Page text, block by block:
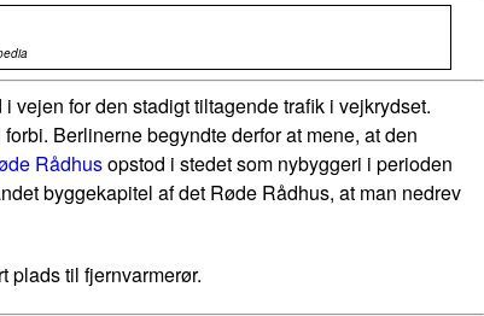
vejen for den stadigt tiltagende trafik i vejkrydset.
Berlinerne begyndte derfor at mene, at den
Rådhusopstod i stedet som nybyggeri i perioden
byggekapitel af det Røde Rådhus, at man nedrev
plads til fjernvarmerør.